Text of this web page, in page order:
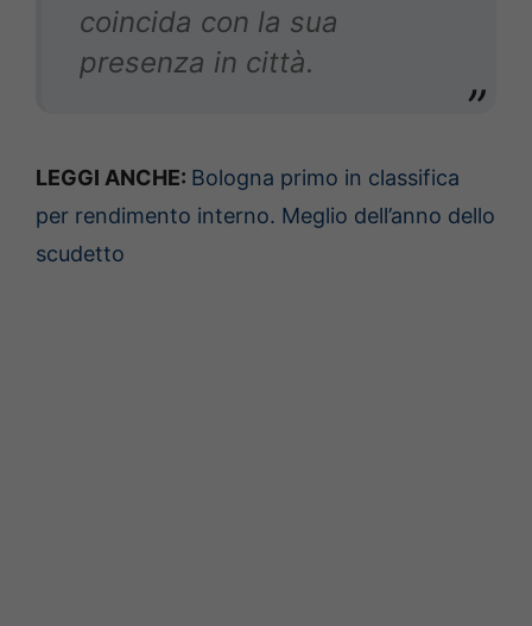
coincida con la sua
presenza in città.
LEGGI ANCHE: Bologna primo in classifica
per rendimento interno. Meglio dell’anno dello
scudetto